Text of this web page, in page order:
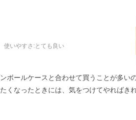
使いやすさ :とても良い
ボールケースと合わせて買うことが多
くなったときには、気をつけてやれば